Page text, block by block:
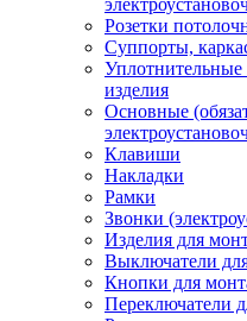
Розетки
Суппорты,
Уплотнительные
изделия
Основные
Клавиши
Накладки
Рамки
Звонки
Изделия для
Выключатели
Кнопки для
Переключатели